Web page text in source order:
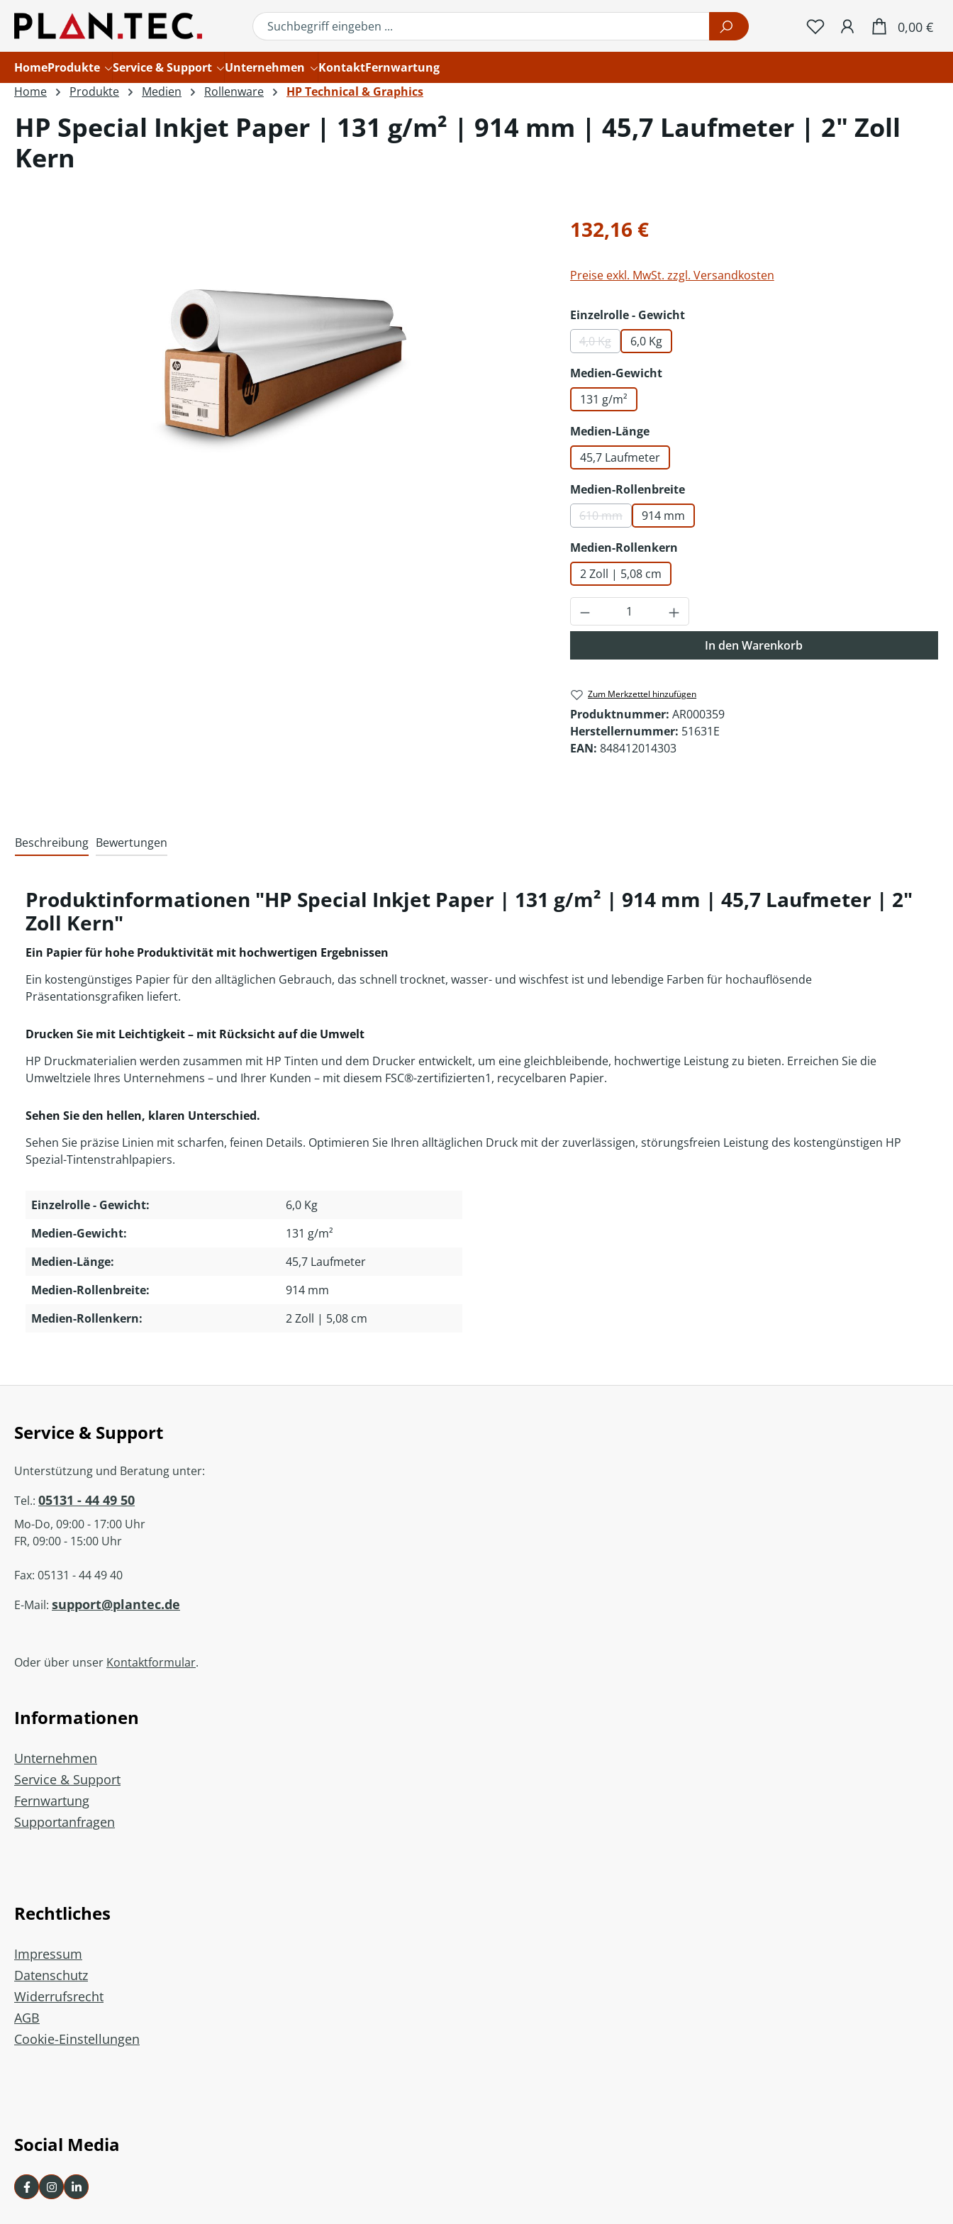
Hauptinhalt springen
Zur Suche springen
0,00 €
HomeProdukte Service & Support Unternehmen KontaktFernwartung
Home
Produkte Medien Rollenware HP Technical & Graphics
HP Special Inkjet Paper | 131 g/m² | 914 mm | 45,7 Laufmeter | 2" Zoll
Kern
Regulärer Preis:
132,16 €
Preise exkl. MwSt. zzgl. Versandkosten
Einzelrolle - Gewichtauswählen
4,0 Kg(Diese Option ist zurzeit nicht verfügbar.)
6,0 Kg
Medien-Gewichtauswählen
131 g/m²
Medien-Längeauswählen
45,7 Laufmeter
Medien-Rollenbreiteauswählen
610 mm(Diese Option ist zurzeit nicht verfügbar.)
914 mm
Medien-Rollenkernauswählen
2 Zoll | 5,08 cm
Produkt Anzahl: Gib den gewünschten Wert
In den Warenkorb
Zum Merkzettel hinzufügen
Produktnummer: AR000359
Herstellernummer: 51631E
EAN: 848412014303
Beschreibung Bewertungen
Produktinformationen "HP Special Inkjet Paper | 131 g/m² | 914 mm | 45,7 Laufmeter | 2"
Zoll Kern"
Ein Papier für hohe Produktivität mit hochwertigen Ergebnissen
Ein kostengünstiges Papier für den alltäglichen Gebrauch, das schnell trocknet, wasser- und wischfest ist und lebendige Farben für hochauflösende
Präsentationsgrafiken liefert.
Drucken Sie mit Leichtigkeit – mit Rücksicht auf die Umwelt
HP Druckmaterialien werden zusammen mit HP Tinten und dem Drucker entwickelt, um eine gleichbleibende, hochwertige Leistung zu bieten. Erreichen Sie die
Umweltziele Ihres Unternehmens – und Ihrer Kunden – mit diesem FSC®-zertifizierten1, recycelbaren Papier.
Sehen Sie den hellen, klaren Unterschied.
Sehen Sie präzise Linien mit scharfen, feinen Details. Optimieren Sie Ihren alltäglichen Druck mit der zuverlässigen, störungsfreien Leistung des kostengünstigen HP
Spezial-Tintenstrahlpapiers.
Einzelrolle - Gewicht:
6,0 Kg
Medien-Gewicht:
131 g/m²
Medien-Länge:
45,7 Laufmeter
Medien-Rollenbreite:
914 mm
Medien-Rollenkern:
2 Zoll | 5,08 cm
Service & Support
Unterstützung und Beratung unter:
Tel.: 05131 - 44 49 50
Mo-Do, 09:00 - 17:00 Uhr
FR, 09:00 - 15:00 Uhr
Fax: 05131 - 44 49 40
E-Mail: support@plantec.de
Oder über unser Kontaktformular.
Informationen
Unternehmen
Service & Support
Fernwartung
Supportanfragen
Rechtliches
Impressum
Datenschutz
Widerrufsrecht
AGB
Cookie-Einstellungen
Social Media